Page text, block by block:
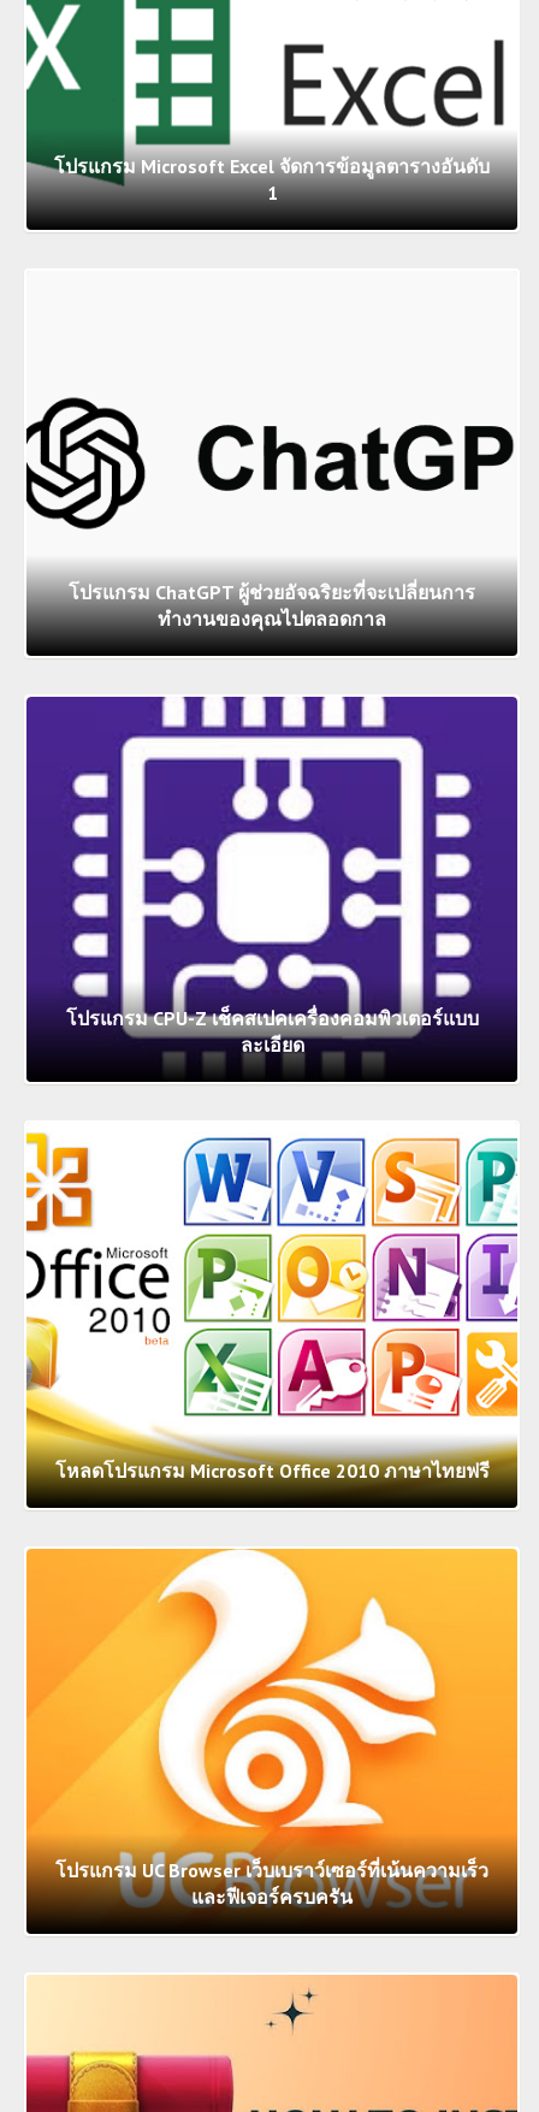
โปรแกรม Microsoft Excel จัดการข้อมูลตารางอันดับ
1
โปรแกรม ChatGPT ผู้ช่วยอัจฉริยะที่จะเปลี่ยนการ
ทำงานของคุณไปตลอดกาล
โปรแกรม CPU-Z เช็คสเปคเครื่องคอมพิวเตอร์แบบ
ละเอียด
โหลดโปรแกรม Microsoft Office 2010 ภาษาไทยฟรี
โปรแกรม UC Browser เว็บเบราว์เซอร์ที่เน้นความเร็ว
และฟีเจอร์ครบครัน